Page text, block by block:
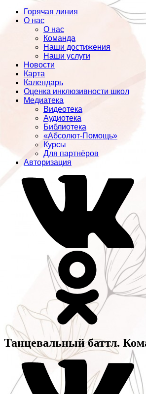
Горячая линия
О нас
О нас
Команда
Наши достижения
Наши услуги
Новости
Карта
Календарь
Оценка инклюзивности школ
Медиатека
Видеотека
Аудиотека
Библиотека
«Абсолют-Помощь»
Курсы
Для партнёров
Авторизация
Танцевальный баттл.